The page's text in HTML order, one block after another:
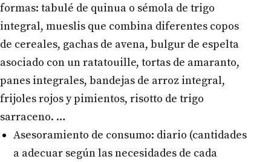
formas: tabulé de quinua o sémola de trigo
integral, mueslis que combina diferentes copos
de cereales, gachas de avena, bulgur de espelta
asociado con un ratatouille, tortas de amaranto,
panes integrales, bandejas de arroz integral,
frijoles rojos y pimientos, risotto de trigo
sarraceno. …
Asesoramiento de consumo: diario (cantidades
a adecuar según las necesidades de cada